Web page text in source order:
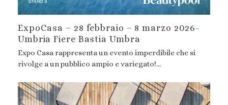
ExpoCasa – 28 febbraio – 8 marzo 2026-
Umbria Fiere Bastia Umbra
Expo Casa rappresenta un evento imperdibile che si
rivolge a un pubblico ampio e variegato!…